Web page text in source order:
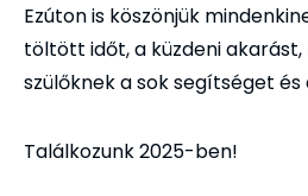
Ezúton is köszönjük
töltött időt, a küzdeni akarást,
szülőknek a sok segítséget és
Találkozunk 2025-ben!